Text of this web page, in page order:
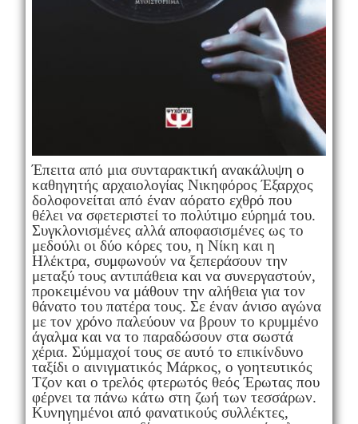
Έπειτα από μια συνταρακτική ανακάλυψη ο
καθηγητής αρχαιολογίας Νικηφόρος Έξαρχος
δολοφονείται από έναν αόρατο εχθρό που
θέλει να σφετεριστεί το πολύτιμο εύρημά του.
Συγκλονισμένες αλλά αποφασισμένες ως το
μεδούλι οι δύο κόρες του, η Νίκη και η
Ηλέκτρα, συμφωνούν να ξεπεράσουν την
μεταξύ τους αντιπάθεια και να συνεργαστούν,
προκειμένου να μάθουν την αλήθεια για τον
θάνατο του πατέρα τους. Σε έναν άνισο αγώνα
με τον χρόνο παλεύουν να βρουν το κρυμμένο
άγαλμα και να το παραδώσουν στα σωστά
χέρια. Σύμμαχοί τους σε αυτό το επικίνδυνο
ταξίδι ο αινιγματικός Μάρκος, ο γοητευτικός
Τζον και ο τρελός φτερωτός θεός Έρωτας που
φέρνει τα πάνω κάτω στη ζωή των τεσσάρων.
Κυνηγημένοι από φανατικούς συλλέκτες,